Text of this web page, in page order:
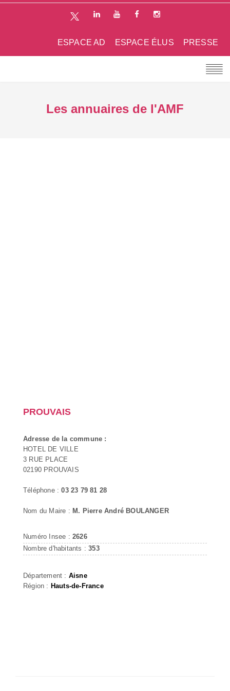
PRESSE
ESPACE ÉLUS
ESPACE AD
Les annuaires de l'AMF
PROUVAIS
Adresse de la commune :
HOTEL DE VILLE
3 RUE PLACE
02190 PROUVAIS
Téléphone :03 23 79 81 28
Nom du Maire : M. Pierre André BOULANGER
Numéro Insee : 2626
Nombre d'habitants :353
Département : Aisne
Région : Hauts-de-France